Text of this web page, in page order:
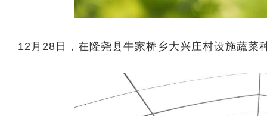
12月28日，在隆尧县牛家桥乡大兴庄村设施蔬菜